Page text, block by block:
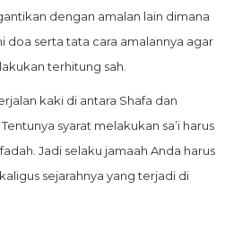
dengan amalan lain dimana
doa serta tata cara amalannya agar
terhitung sah.
kaki di antara Shafa dan
syarat melakukan sa’i harus
Jadi selaku jamaah Anda harus
sejarahnya yang terjadi di